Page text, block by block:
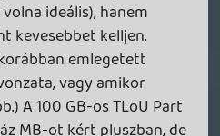
után 5-10
bajom, hogy
ahol nem
az e-könyvet,